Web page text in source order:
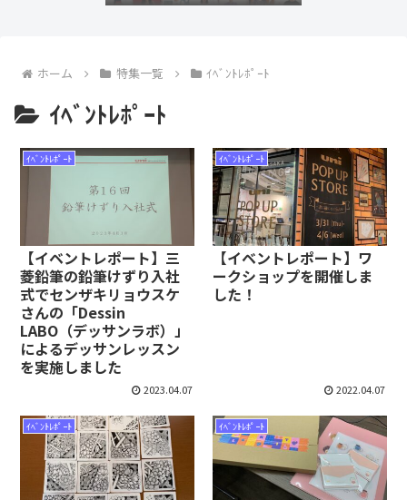
ホーム 特集一覧 ｲﾍﾞﾝﾄﾚﾎﾟｰﾄ
ｲﾍﾞﾝﾄﾚﾎﾟｰﾄ
ｲﾍﾞﾝﾄﾚﾎﾟｰﾄ
【イベントレポート】三
菱鉛筆の鉛筆けずり入社
式でセンザキリョウスケ
さんの「Dessin
LABO（デッサンラボ）」
によるデッサンレッスン
を実施しました
2023.04.07
ｲﾍﾞﾝﾄﾚﾎﾟｰﾄ
【イベントレポート】ワ
ークショップを開催しま
した！
2022.04.07
ｲﾍﾞﾝﾄﾚﾎﾟｰﾄ ｲﾍﾞﾝﾄﾚﾎﾟｰﾄ